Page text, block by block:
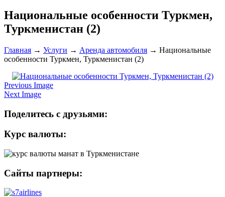
Национальные особенности Туркмен,
Туркменистан (2)
Главная → Услуги → Аренда автомобиля → Национальные
особенности Туркмен, Туркменистан (2)
Previous Image
Next Image
Поделитесь с друзьями:
Курс валюты:
Сайты партнеры: